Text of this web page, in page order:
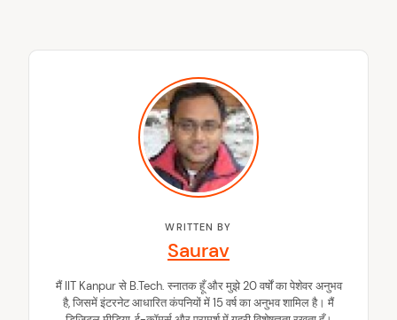
WRITTEN BY
Saurav
मैं IIT Kanpur से B.Tech. स्नातक हूँ और मुझे 20 वर्षों का पेशेवर अनुभव
है, जिसमें इंटरनेट आधारित कंपनियों में 15 वर्ष का अनुभव शामिल है। मैं